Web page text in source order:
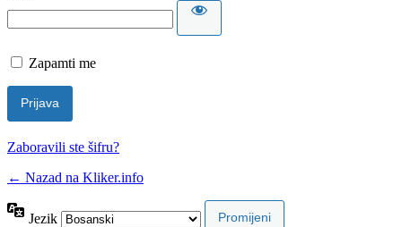
Zapamti me
Zaboravili ste šifru?
← Nazad na Kliker.info
Jezik